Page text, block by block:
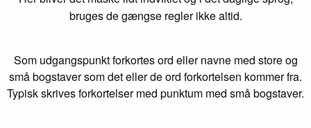
bruges de gængse regler ikke altid.
Som udgangspunkt forkortes ord eller navne med store og
små bogstaver som det eller de ord forkortelsen kommer fra.
Typisk skrives forkortelser med punktum med små bogstaver.